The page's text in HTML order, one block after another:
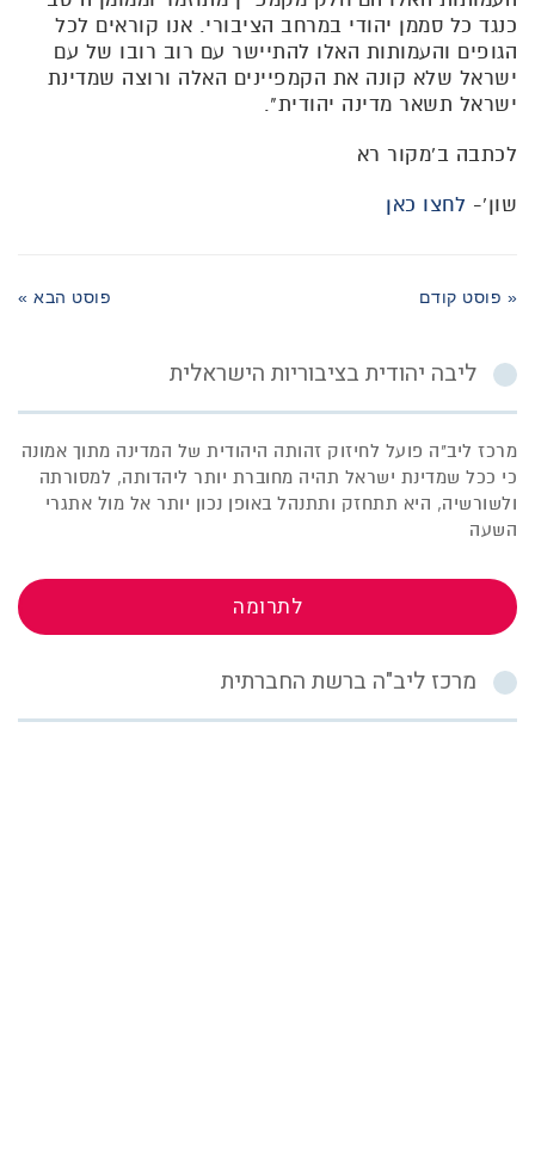
כנגד כל סממן יהודי במרחב הציבורי. אנו קוראים לכל
הגופים והעמותות האלו להתיישר עם רוב רובו של עם
ישראל שלא קונה את הקמפיינים האלה ורוצה שמדינת
ישראל תשאר מדינה יהודית".
לכתבה ב'מקור רא
שון'- לחצו כאן
« פוסט קודם פוסט הבא »
ליבה יהודית בציבוריות הישראלית
מרכז ליב"ה פועל לחיזוק זהותה היהודית של המדינה מתוך אמונה
כי ככל שמדינת ישראל תהיה מחוברת יותר ליהדותה, למסורתה
ולשורשיה, היא תתחזק ותתנהל באופן נכון יותר אל מול אתגרי
השעה
לתרומה
מרכז ליב"ה ברשת החברתית